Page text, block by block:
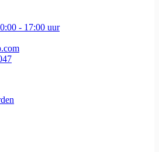
- 17:00 uur